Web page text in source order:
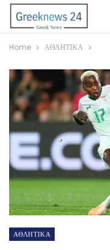
Home ΑΘΛΗΤΙΚΑ
ΑΘΛΗΤΙΚΑ